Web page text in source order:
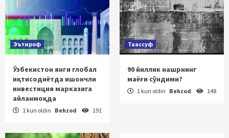
Эътироф
Ўзбекистон янги глобал
иқтисодиётда ишончли
инвестиция марказига
айланмоқда
1 kun oldin Behzod 191
Таассуф
90 йиллик нашрнинг
маёғи сўндими?
1 kun oldin Behzod 148